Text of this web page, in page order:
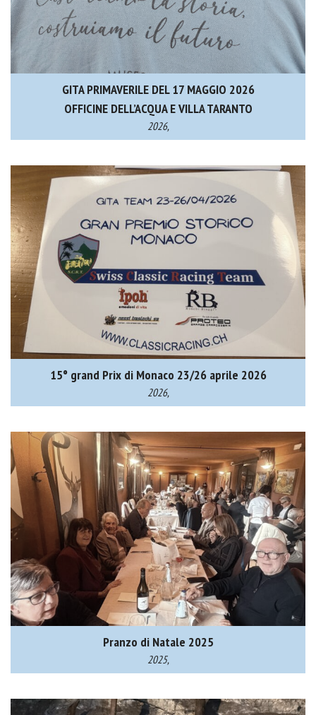
GITA PRIMAVERILE DEL 17 MAGGIO 2026
OFFICINE DELL’ACQUA E VILLA TARANTO
2026,
15° grand Prix di Monaco 23/26 aprile 2026
2026,
Pranzo di Natale 2025
2025,